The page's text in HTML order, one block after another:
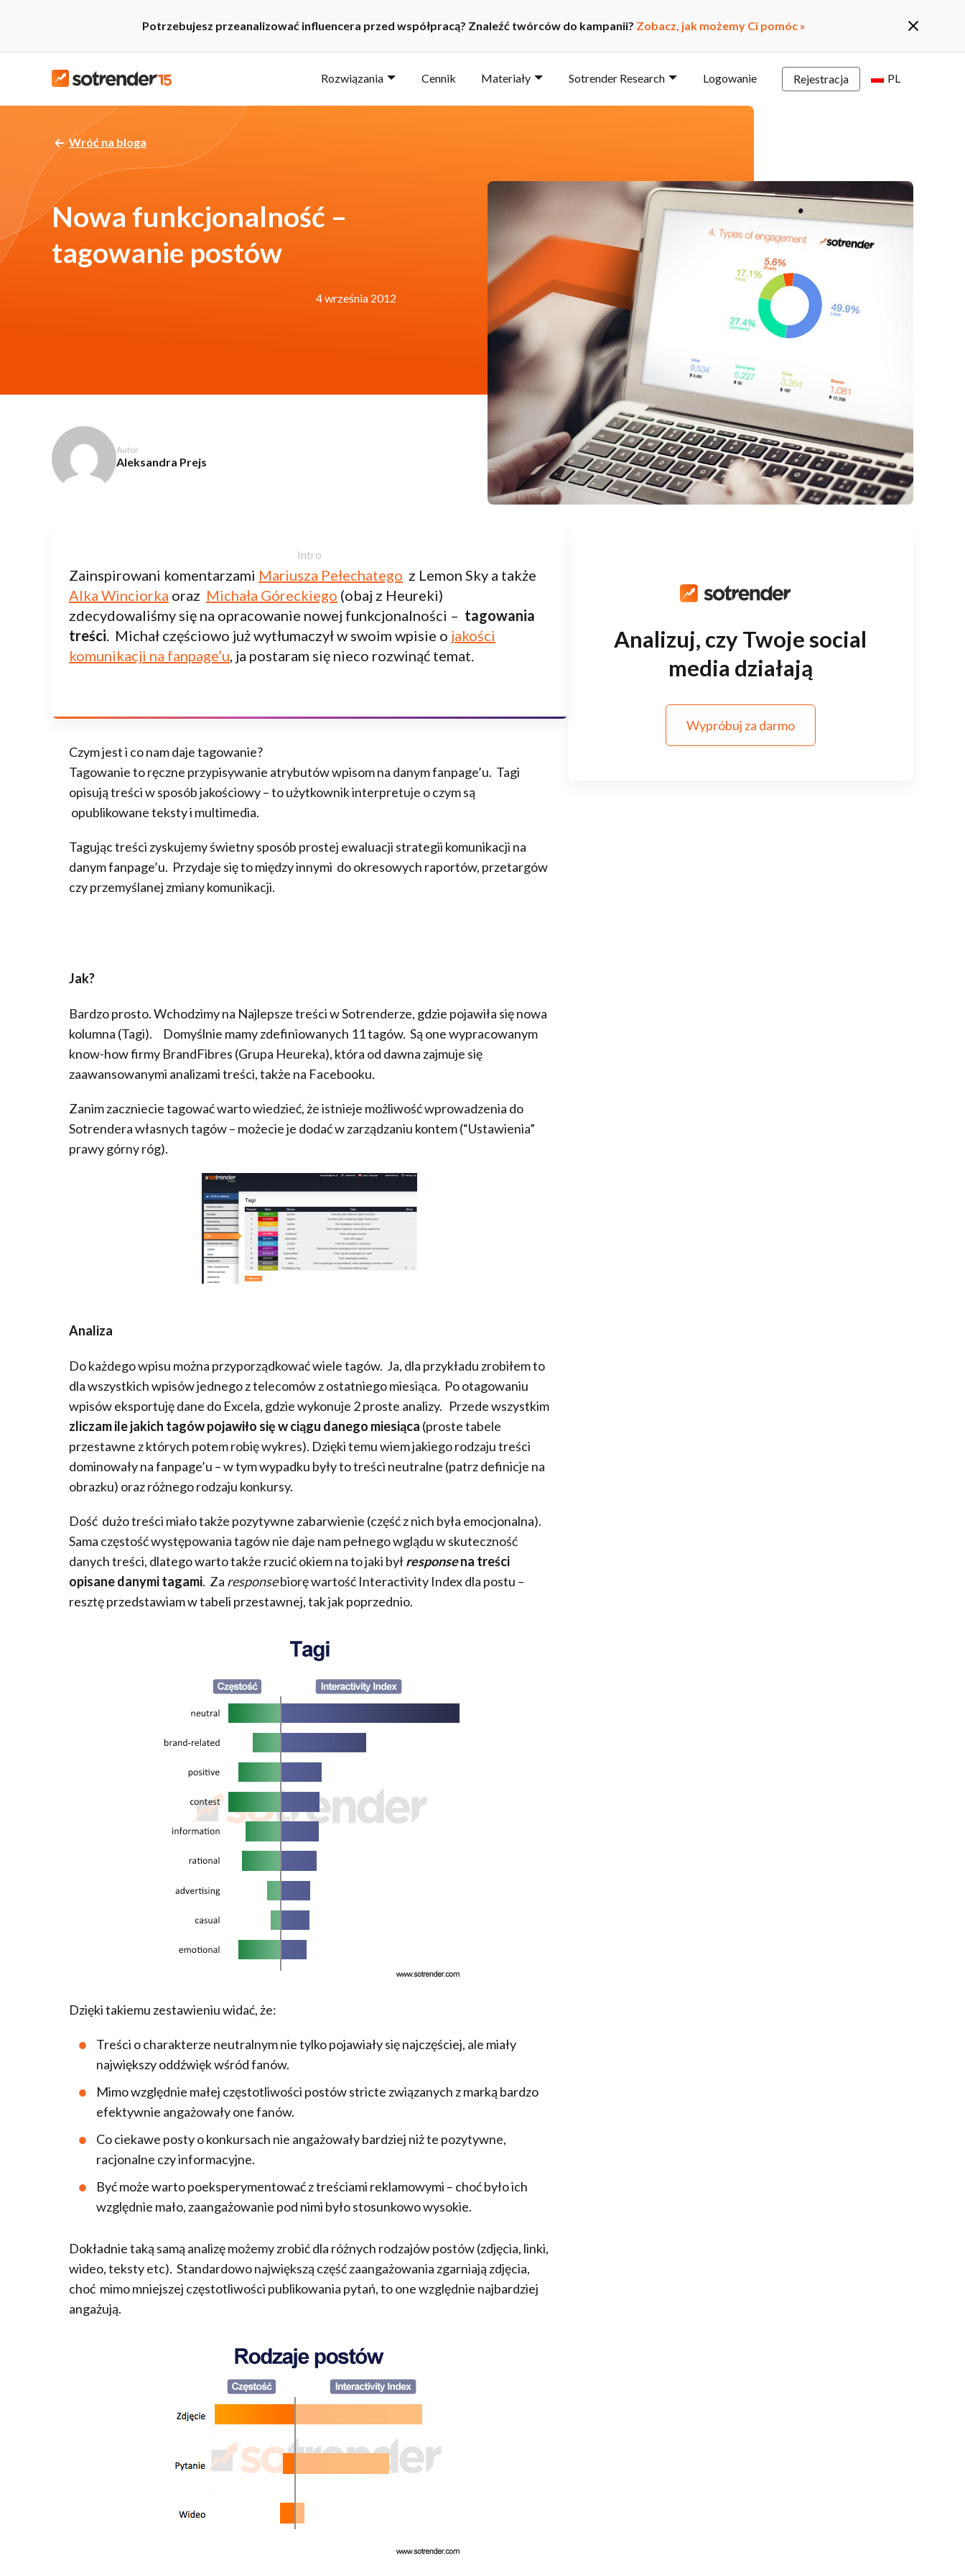
Potrzebujesz przeanalizować influencera przed współpracą? Znaleźć twórców do kampanii? Zobacz, jak możemy Ci pomóc »
Rozwiązania Cennik Materiały Sotrender Research Logowanie Rejestracja PL
Wróć na bloga
Nowa funkcjonalność –
tagowanie postów
4 września 2012
Autor
Aleksandra Prejs
Zainspirowani komentarzami Mariusza Pełechatego z Lemon Sky a także
Alka Winciorka oraz Michała Góreckiego (obaj z Heureki)
zdecydowaliśmy się na opracowanie nowej funkcjonalności – tagowania
treści. Michał częściowo już wytłumaczył w swoim wpisie o jakości
komunikacji na fanpage’u, ja postaram się nieco rozwinąć temat.
Czym jest i co nam daje tagowanie?
Tagowanie to ręczne przypisywanie atrybutów wpisom na danym fanpage’u. Tagi
opisują treści w sposób jakościowy – to użytkownik interpretuje o czym są
opublikowane teksty i multimedia.
Tagując treści zyskujemy świetny sposób prostej ewaluacji strategii komunikacji na
danym fanpage’u. Przydaje się to między innymi do okresowych raportów, przetargów
czy przemyślanej zmiany komunikacji.
Jak?
Bardzo prosto. Wchodzimy na Najlepsze treści w Sotrenderze, gdzie pojawiła się nowa
kolumna (Tagi). Domyślnie mamy zdefiniowanych 11 tagów. Są one wypracowanym
know-how firmy BrandFibres (Grupa Heureka), która od dawna zajmuje się
zaawansowanymi analizami treści, także na Facebooku.
Zanim zaczniecie tagować warto wiedzieć, że istnieje możliwość wprowadzenia do
Sotrendera własnych tagów – możecie je dodać w zarządzaniu kontem (“Ustawienia”
prawy górny róg).
Analiza
Do każdego wpisu można przyporządkować wiele tagów. Ja, dla przykładu zrobiłem to
dla wszystkich wpisów jednego z telecomów z ostatniego miesiąca. Po otagowaniu
wpisów eksportuję dane do Excela, gdzie wykonuje 2 proste analizy. Przede wszystkim
zliczam ile jakich tagów pojawiło się w ciągu danego miesiąca (proste tabele
przestawne z których potem robię wykres). Dzięki temu wiem jakiego rodzaju treści
dominowały na fanpage’u – w tym wypadku były to treści neutralne (patrz definicje na
obrazku) oraz różnego rodzaju konkursy.
Dość dużo treści miało także pozytywne zabarwienie (część z nich była emocjonalna).
Sama częstość występowania tagów nie daje nam pełnego wglądu w skuteczność
danych treści, dlatego warto także rzucić okiem na to jaki byłresponsena treści
opisane danymi tagami. Za responsebiorę wartość Interactivity Index dla postu –
resztę przedstawiam w tabeli przestawnej, tak jak poprzednio.
Dzięki takiemu zestawieniu widać, że:
Treści o charakterze neutralnym nie tylko pojawiały się najczęściej, ale miały
największy oddźwięk wśród fanów.
Mimo względnie małej częstotliwości postów stricte związanych z marką bardzo
efektywnie angażowały one fanów.
Co ciekawe posty o konkursach nie angażowały bardziej niż te pozytywne,
racjonalne czy informacyjne.
Być może warto poeksperymentować z treściami reklamowymi – choć było ich
względnie mało, zaangażowanie pod nimi było stosunkowo wysokie.
Dokładnie taką samą analizę możemy zrobić dla różnych rodzajów postów (zdjęcia, linki,
wideo, teksty etc). Standardowo największą część zaangażowania zgarniają zdjęcia,
choć mimo mniejszej częstotliwości publikowania pytań, to one względnie najbardziej
angażują.
Analizuj, czy Twoje social
media działają
Wypróbuj za darmo